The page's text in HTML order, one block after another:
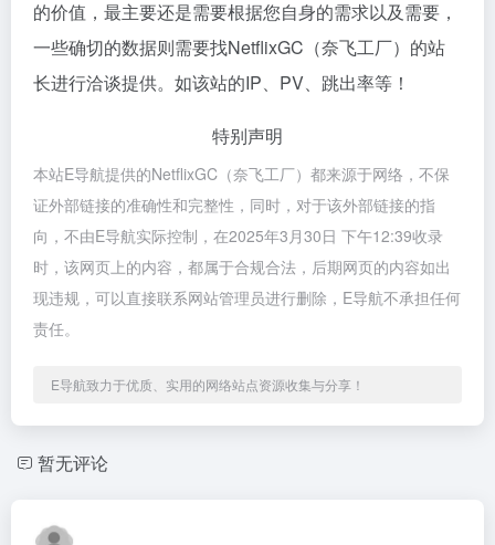
的价值，最主要还是需要根据您自身的需求以及需要，
一些确切的数据则需要找NetflixGC（奈飞工厂）的站
长进行洽谈提供。如该站的IP、PV、跳出率等！
特别声明
本站E导航提供的NetflixGC（奈飞工厂）都来源于网络，不保
证外部链接的准确性和完整性，同时，对于该外部链接的指
向，不由E导航实际控制，在2025年3月30日 下午12:39收录
时，该网页上的内容，都属于合规合法，后期网页的内容如出
现违规，可以直接联系网站管理员进行删除，E导航不承担任何
责任。
E导航致力于优质、实用的网络站点资源收集与分享！
暂无评论